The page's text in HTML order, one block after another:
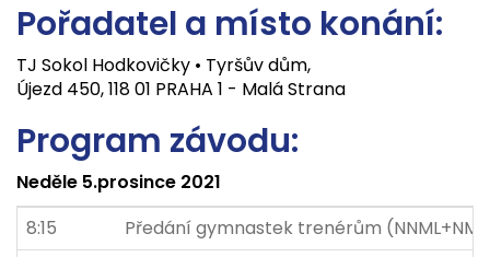
Pořadatel a místo konání:
TJ Sokol Hodkovičky • Tyršův dům,
Újezd 450, 118 01 PRAHA 1 - Malá Strana
Program závodu:
Neděle 5.prosince 2021
8:15
Předání gymnastek trenérům